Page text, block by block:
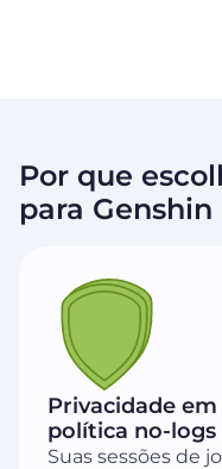
Por que
para
Privacidade
política no-logs
Suas sessões de